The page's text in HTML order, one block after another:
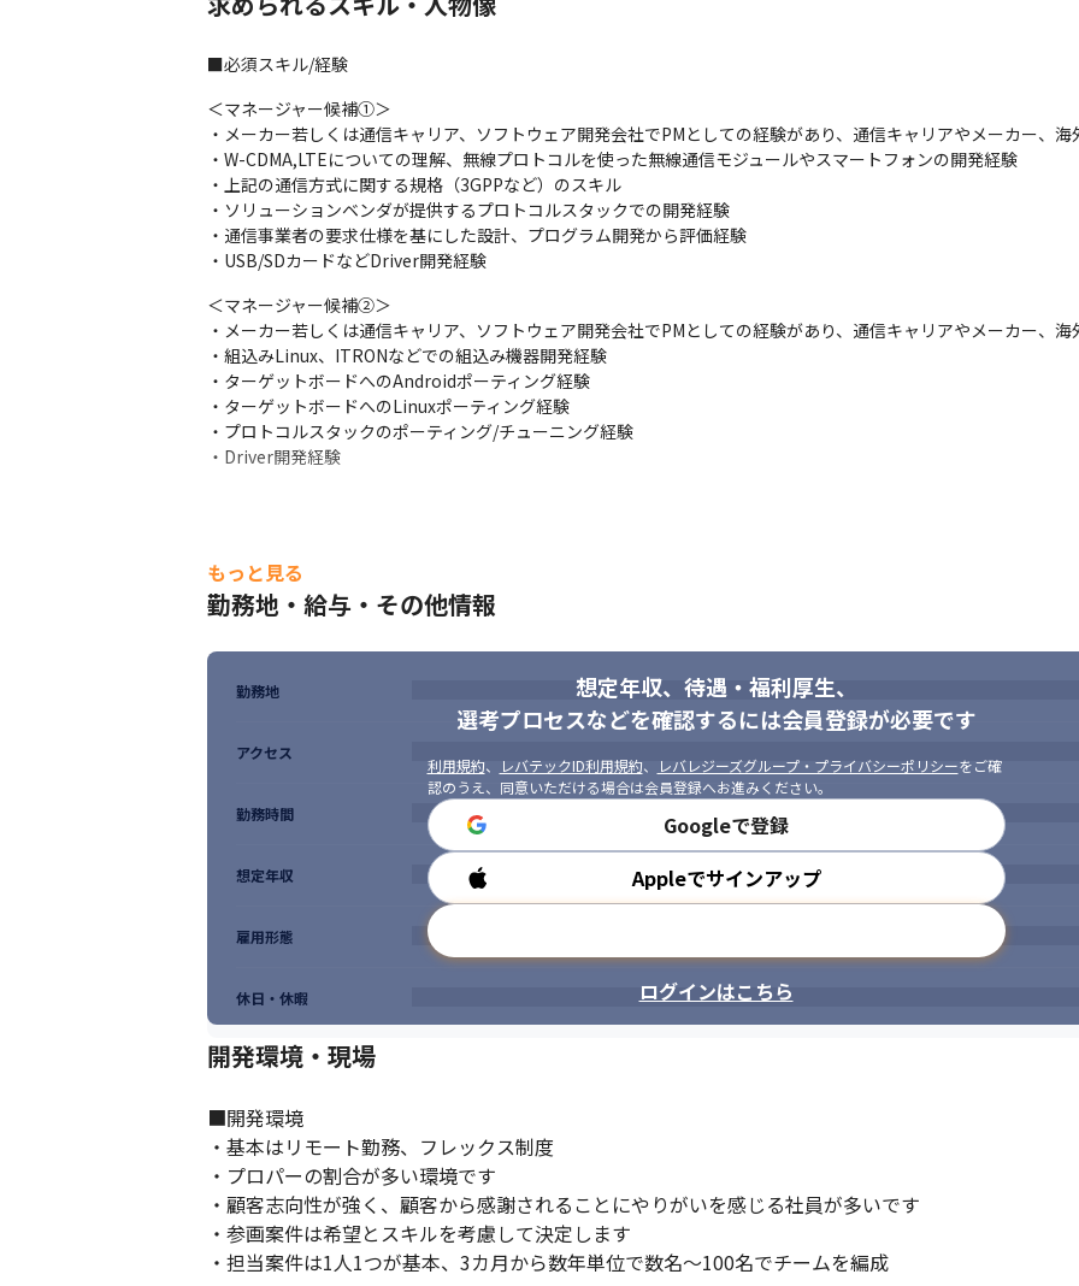
階層別教育方針
■必須スキル/経験
＜マネージャー候補①＞
・メーカー若しくは通信キャリア、ソフトウェア開発会社でPMとしての経験があり、通信キャリアやメーカー、
・W-CDMA,LTEについての理解、無線プロトコルを使った無線通信モジュールやスマートフォンの開発経験
・上記の通信方式に関する規格（3GPPなど）のスキル
・ソリューションベンダが提供するプロトコルスタックでの開発経験
・通信事業者の要求仕様を基にした設計、プログラム開発から評価経験
・USB/SDカードなどDriver開発経験
＜マネージャー候補②＞
・メーカー若しくは通信キャリア、ソフトウェア開発会社でPMとしての経験があり、通信キャリアやメーカー、
・組込みLinux、ITRONなどでの組込み機器開発経験
・ターゲットボードへのAndroidポーティング経験
・ターゲットボードへのLinuxポーティング経験
・プロトコルスタックのポーティング/チューニング経験
・Driver開発経験
もっと見る
勤務地・給与・その他情報
想定年収、待遇・福利厚生、
選考プロセスなどを確認するには会員登録が必要です
利用規約、 レバテックID利用規約、 レバレジーズグループ・プライバシーポリシーをご確
認のうえ、同意いただける場合は会員登録へお進みください。
Googleで登録
Appleでサインアップ
ログインはこちら
勤務地
アクセス
勤務時間
想定年収
雇用形態
休日・休暇
開発環境・現場
■開発環境
・基本はリモート勤務、フレックス制度
・プロパーの割合が多い環境です
・顧客志向性が強く、顧客から感謝されることにやりがいを感じる社員が多いです
・参画案件は希望とスキルを考慮して決定します
・担当案件は1人1つが基本、3カ月から数年単位で数名～100名でチームを編成